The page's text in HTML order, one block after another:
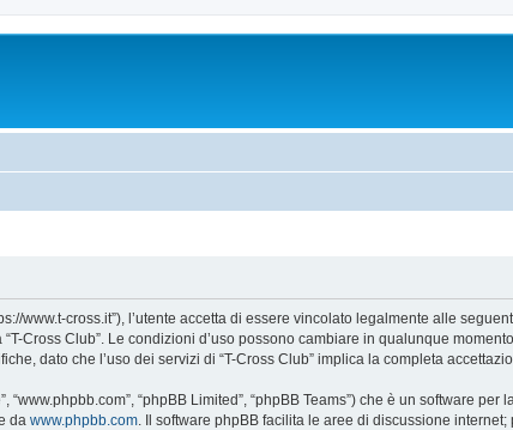
www.t-cross.it”), l’utente accetta di essere vincolato legalmente alle
Cross Club”. Le condizioni d’uso possono cambiare in qualunque
dato che l’uso dei servizi di “T-Cross Club” implica la completa
“www.phpbb.com”, “phpBB Limited”, “phpBB Teams”) che è un software
da www.phpbb.com. Il software phpBB facilita le aree di discussione